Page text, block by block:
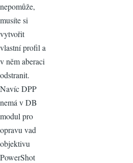
nepomůže,
musíte si
vytvořit
vlastní profil a
v něm aberaci
odstranit.
Navíc DPP
nemá v DB
modul pro
opravu vad
objektivu
PowerShot